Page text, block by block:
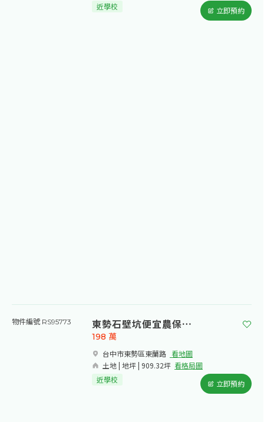
近學校 立即預約
物件編號 RS95773 東勢石壁坑便宜農保林地
台中市東勢區東蘭路​ 看地圖
土地 | 地坪 | 909.32坪 看格局圖
198 萬
近學校 立即預約